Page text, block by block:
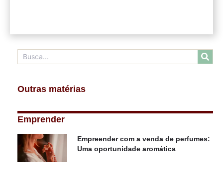
Outras matérias
Emprender
Empreender com a venda de perfumes:
Uma oportunidade aromática